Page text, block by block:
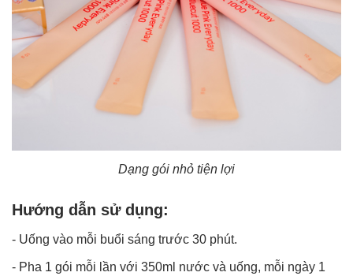
Dạng gói nhỏ tiện lợi
Hướng dẫn sử dụng:
- Uống vào mỗi buổi sáng trước 30 phút.
- Pha 1 gói mỗi lần với 350ml nước và uống, mỗi ngày 1